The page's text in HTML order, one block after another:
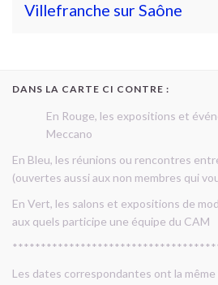
Villefranche sur Saône
DANS LA CARTE CI CONTRE :
En Rouge, les expositions et
Meccano
En Bleu, les réunions ou rencontres
(ouvertes aussi aux non membres qui
En Vert, les salons et expositions de
aux quels participe une équipe du CAM
Les dates correspondantes ont la